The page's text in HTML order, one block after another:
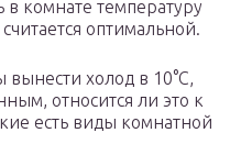
комнате температуру
оптимальной.
холод в 10°C,
относится ли это к
есть виды комнатной